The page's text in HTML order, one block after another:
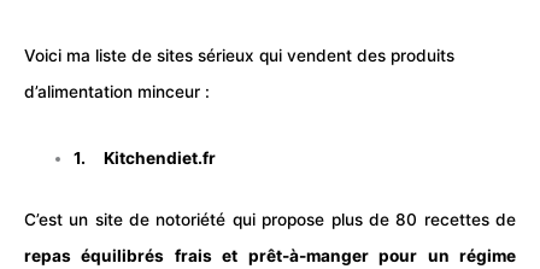
Voici ma liste de sites sérieux qui vendent des produits
d’alimentation minceur :
1.Kitchendiet.fr
C’est un site de notoriété qui propose plus de 80 recettes de
repas équilibrés frais et prêt-à-manger pour un régime